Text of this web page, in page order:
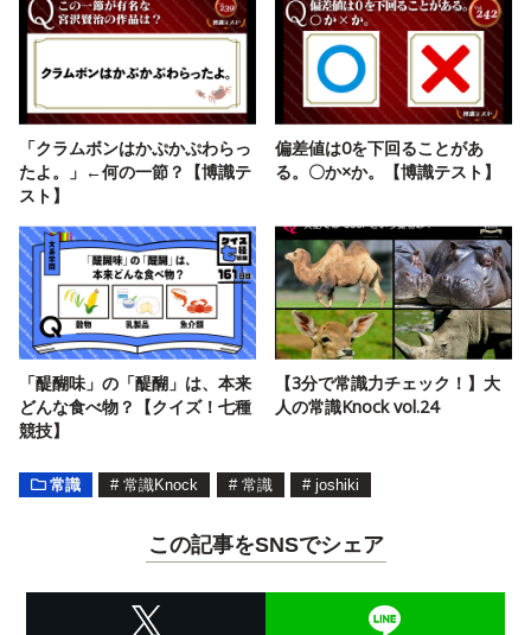
「クラムボンはかぷかぷわらっ
たよ。」←何の一節？【博識テ
スト】
偏差値は0を下回ることがあ
る。〇か×か。【博識テスト】
「醍醐味」の「醍醐」は、本来
どんな食べ物？【クイズ！七種
競技】
【3分で常識力チェック！】大
人の常識Knock vol.24
常識 # 常識Knock # 常識 # joshiki
この記事をSNSでシェア